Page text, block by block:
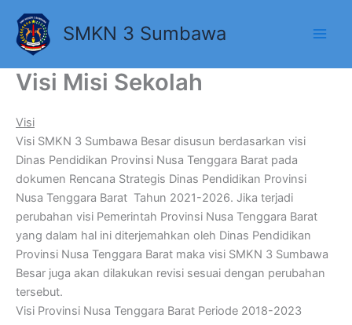
konten
SMKN 3 Sumbawa
Visi Misi Sekolah
Visi
Visi SMKN 3 Sumbawa Besar disusun berdasarkan visi
Dinas Pendidikan Provinsi Nusa Tenggara Barat pada
dokumen Rencana Strategis Dinas Pendidikan Provinsi
Nusa Tenggara Barat Tahun 2021-2026. Jika terjadi
perubahan visi Pemerintah Provinsi Nusa Tenggara Barat
yang dalam hal ini diterjemahkan oleh Dinas Pendidikan
Provinsi Nusa Tenggara Barat maka visi SMKN 3 Sumbawa
Besar juga akan dilakukan revisi sesuai dengan perubahan
tersebut.
Visi Provinsi Nusa Tenggara Barat Periode 2018-2023